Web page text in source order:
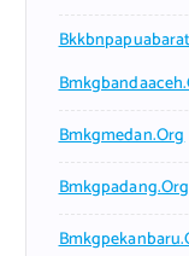
Bmkgmedan.org
Bmkgpadang.org